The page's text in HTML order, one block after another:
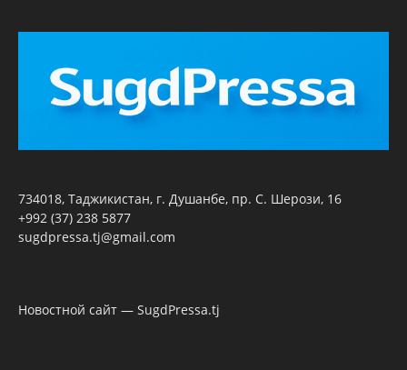
734018, Таджикистан, г. Душанбе, пр. С. Шерози, 16
+992 (37) 238 5877
sugdpressa.tj@gmail.com
Новостной сайт — SugdPressa.tj